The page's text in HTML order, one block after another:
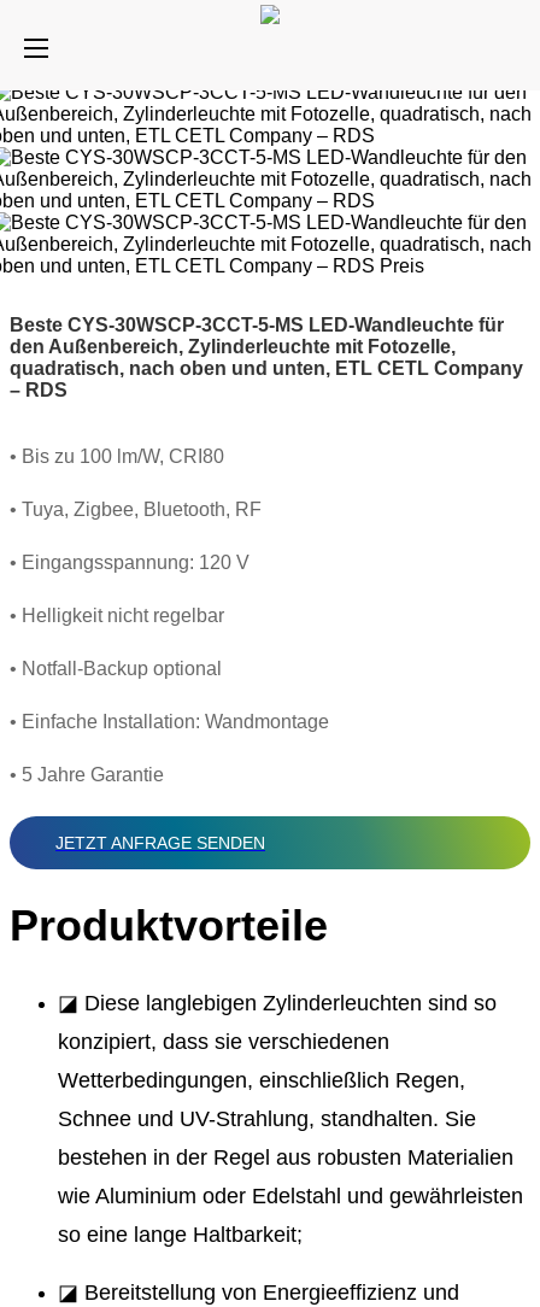
Beste CYS-30WSCP-3CCT-5-MS LED-Wandleuchte für
den Außenbereich, Zylinderleuchte mit Fotozelle,
quadratisch, nach oben und unten, ETL CETL Company
– RDS
• Bis zu 100 lm/W, CRI80
• Tuya, Zigbee, Bluetooth, RF
• Eingangsspannung: 120 V
• Helligkeit nicht regelbar
• Notfall-Backup optional
• Einfache Installation: Wandmontage
• 5 Jahre Garantie
JETZT ANFRAGE SENDEN
Produktvorteile
◪ Diese langlebigen Zylinderleuchten sind so
konzipiert, dass sie verschiedenen
Wetterbedingungen, einschließlich Regen,
Schnee und UV-Strahlung, standhalten. Sie
bestehen in der Regel aus robusten Materialien
wie Aluminium oder Edelstahl und gewährleisten
so eine lange Haltbarkeit;
◪ Bereitstellung von Energieeffizienz und